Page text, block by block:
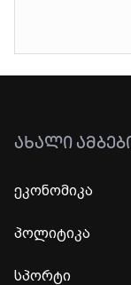
ᲐᲮᲐᲚᲘ
ეკონომიკა
პოლიტიკა
სპორტი